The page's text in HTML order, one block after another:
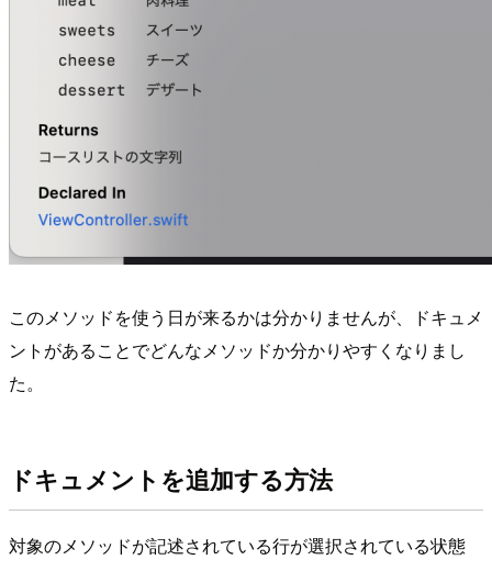
このメソッドを使う日が来るかは分かりませんが、ドキュメ
ントがあることでどんなメソッドか分かりやすくなりまし
た。
ドキュメントを追加する方法
対象のメソッドが記述されている行が選択されている状態